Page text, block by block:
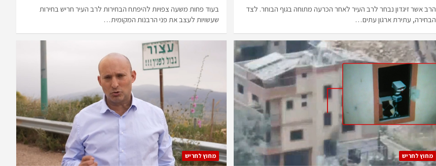
הרב אשר זיגדון נבחר לרב העיר לאחר הכרעה מתוחה בגוף הבוחר. לצד
הבחירה, עתירת ארגון עתים…
בעוד פחות משעה צפויות להיפתח הבחירות לרב העיר חריש בחירות
שעשויות לעצב את פני הרבנות המקומית…
מחוץ לחריש מחוץ לחריש